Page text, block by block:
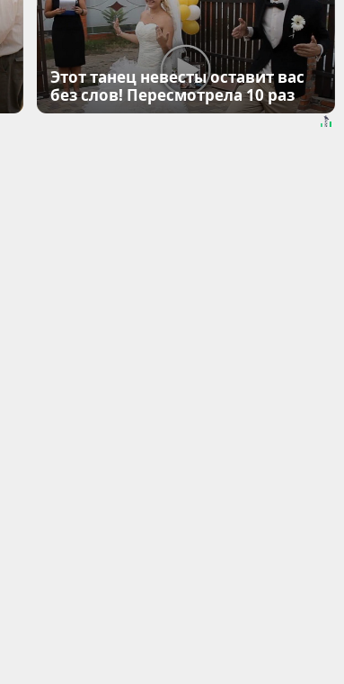
Этот танец невесты оставит вас
без слов! Пересмотрела 10 раз